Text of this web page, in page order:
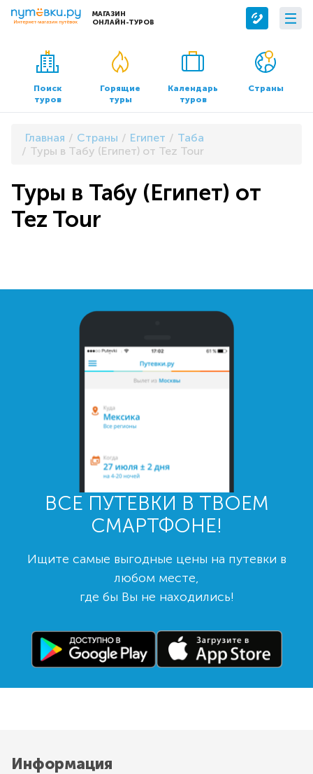
МАГАЗИН
ОНЛАЙН-ТУРОВ
Сервисы
Бронирование отелей
Трансфер
О компании
О нас
Контакты
Документы и реквизиты
Поиск
туров
Горящие
туры
Календарь
туров
Страны
Главная Страны Египет
Таба
Туры в Табу (Египет) от Tez Tour
Туры в Табу (Египет) от
Tez Tour
ВСЕ ПУТЕВКИ В ТВОЕМ
СМАРТФОНЕ!
Ищите самые выгодные цены на путевки в
любом месте,
где бы Вы не находились!
Информация